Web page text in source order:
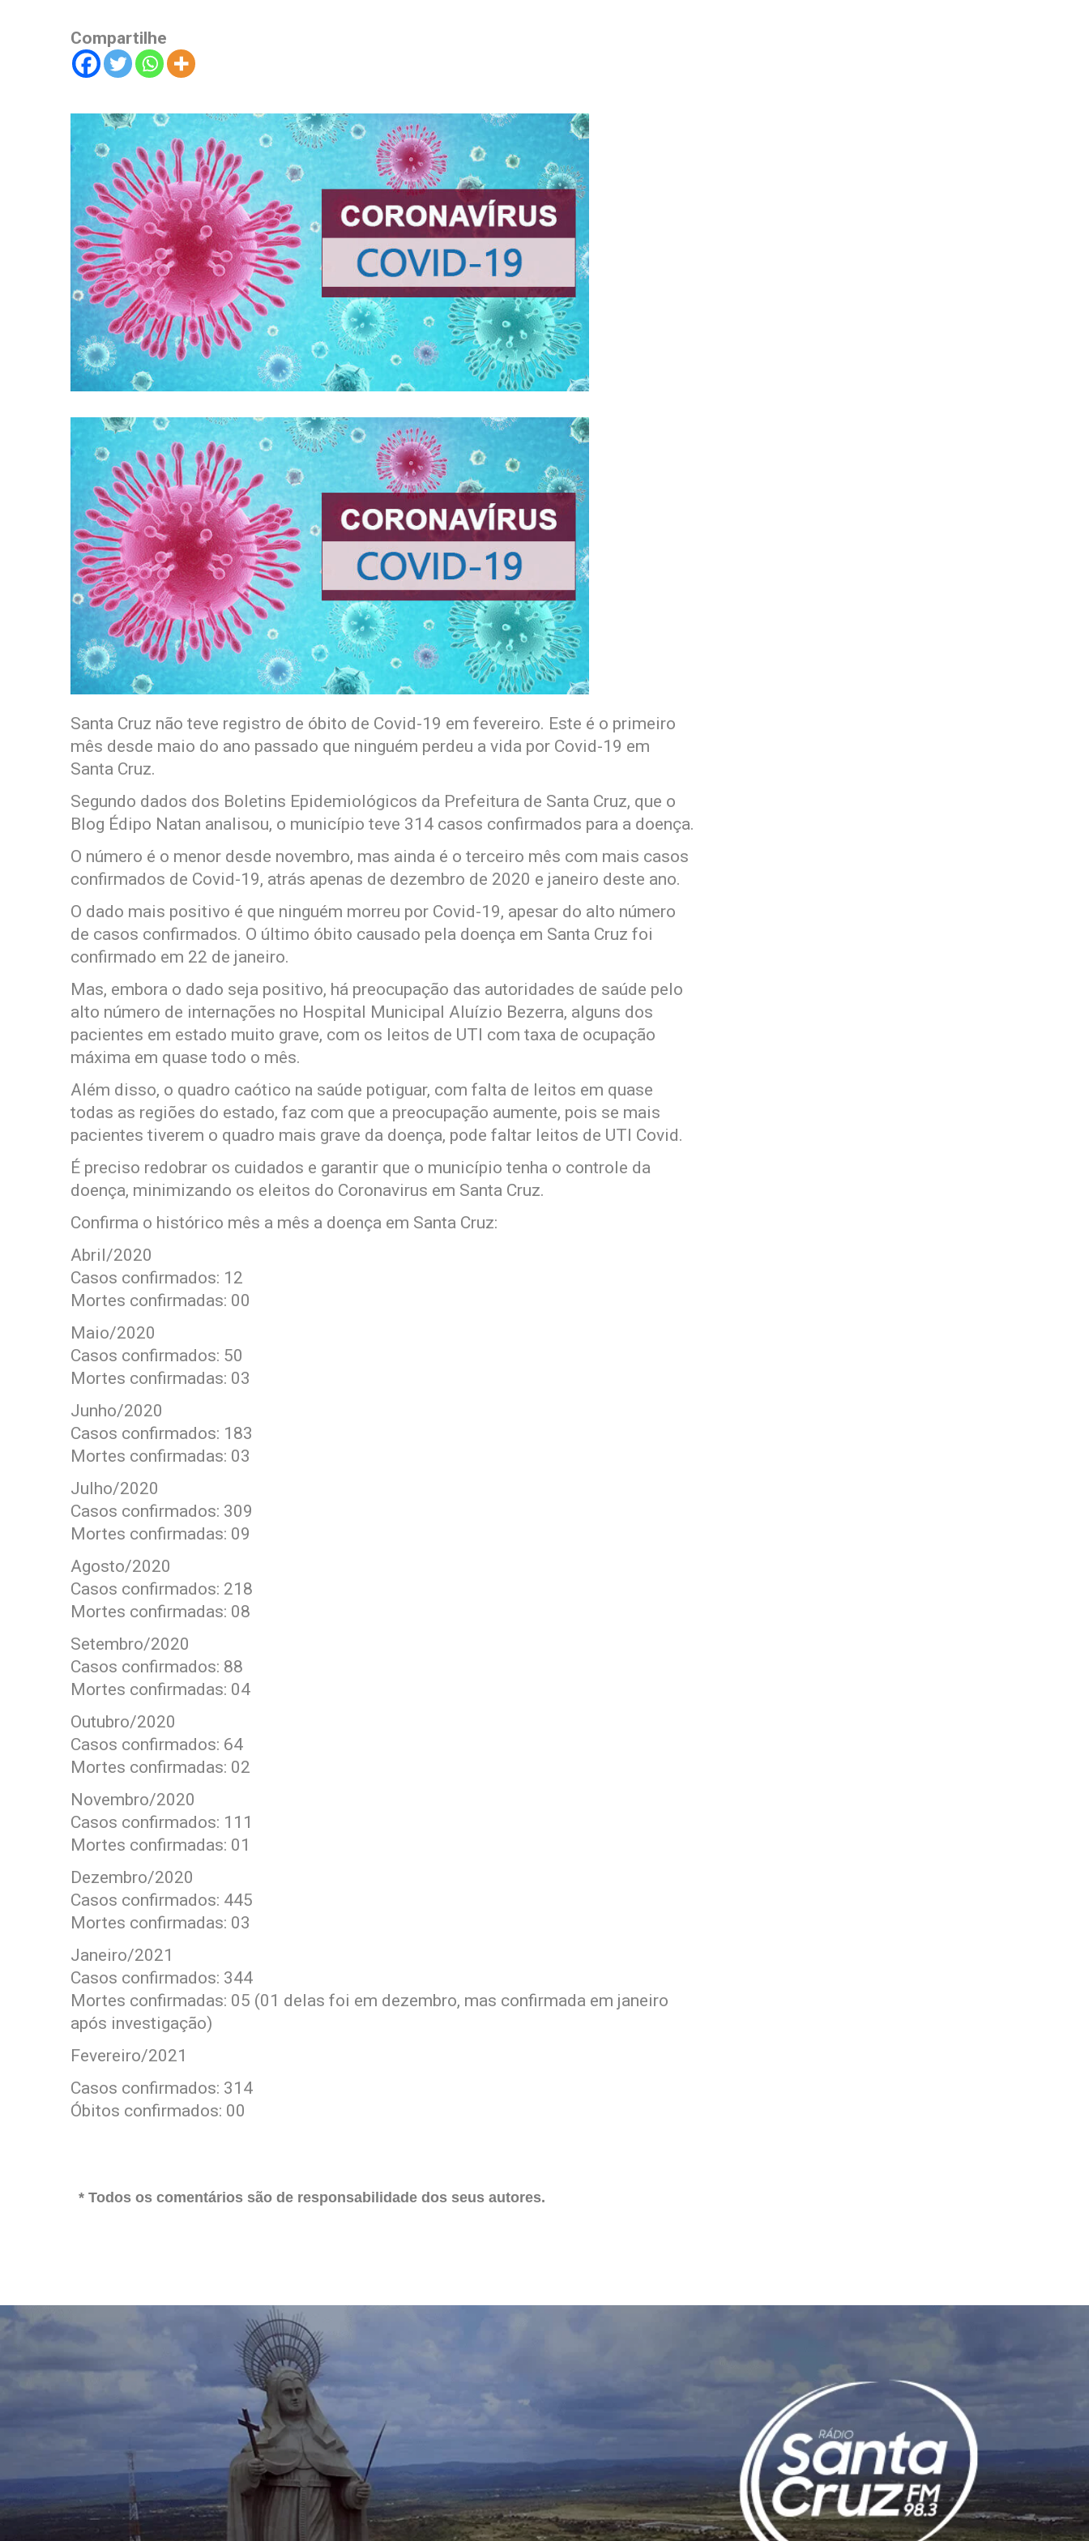
Compartilhe
Santa Cruz não teve registro de óbito de Covid-19 em fevereiro. Este é o primeiro
mês desde maio do ano passado que ninguém perdeu a vida por Covid-19 em
Santa Cruz.
Segundo dados dos Boletins Epidemiológicos da Prefeitura de Santa Cruz, que o
Blog Édipo Natan analisou, o município teve 314 casos confirmados para a doença.
O número é o menor desde novembro, mas ainda é o terceiro mês com mais casos
confirmados de Covid-19, atrás apenas de dezembro de 2020 e janeiro deste ano.
O dado mais positivo é que ninguém morreu por Covid-19, apesar do alto número
de casos confirmados. O último óbito causado pela doença em Santa Cruz foi
confirmado em 22 de janeiro.
Mas, embora o dado seja positivo, há preocupação das autoridades de saúde pelo
alto número de internações no Hospital Municipal Aluízio Bezerra, alguns dos
pacientes em estado muito grave, com os leitos de UTI com taxa de ocupação
máxima em quase todo o mês.
Além disso, o quadro caótico na saúde potiguar, com falta de leitos em quase
todas as regiões do estado, faz com que a preocupação aumente, pois se mais
pacientes tiverem o quadro mais grave da doença, pode faltar leitos de UTI Covid.
É preciso redobrar os cuidados e garantir que o município tenha o controle da
doença, minimizando os eleitos do Coronavirus em Santa Cruz.
Confirma o histórico mês a mês a doença em Santa Cruz:
Abril/2020
Casos confirmados: 12
Mortes confirmadas: 00
Maio/2020
Casos confirmados: 50
Mortes confirmadas: 03
Junho/2020
Casos confirmados: 183
Mortes confirmadas: 03
Julho/2020
Casos confirmados: 309
Mortes confirmadas: 09
Agosto/2020
Casos confirmados: 218
Mortes confirmadas: 08
Setembro/2020
Casos confirmados: 88
Mortes confirmadas: 04
Outubro/2020
Casos confirmados: 64
Mortes confirmadas: 02
Novembro/2020
Casos confirmados: 111
Mortes confirmadas: 01
Dezembro/2020
Casos confirmados: 445
Mortes confirmadas: 03
Janeiro/2021
Casos confirmados: 344
Mortes confirmadas: 05 (01 delas foi em dezembro, mas confirmada em janeiro
após investigação)
Fevereiro/2021
Casos confirmados: 314
Óbitos confirmados: 00
* Todos os comentários são de responsabilidade dos seus autores.